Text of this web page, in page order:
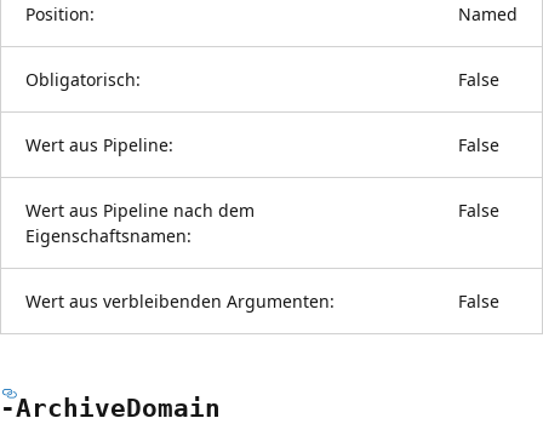
Position: Named
Obligatorisch: False
Wert aus Pipeline: False
Wert aus Pipeline nach dem
Eigenschaftsnamen:
False
Wert aus verbleibenden Argumenten: False
-ArchiveDomain